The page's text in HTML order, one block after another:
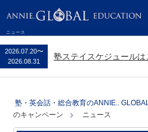
ニュース
2026.07.20〜
2026.08.31
塾ステイスケジュールは
塾・英会話・総合教育のANNIE..
のキャンペーン
ニュース